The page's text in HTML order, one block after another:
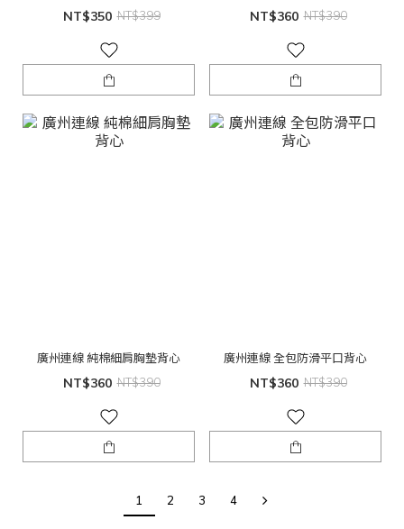
NT$350 NT$399 NT$360 NT$390
廣州連線 純棉細肩胸墊背心
NT$360 NT$390
廣州連線 全包防滑平口背心
NT$360 NT$390
1 2 3 4